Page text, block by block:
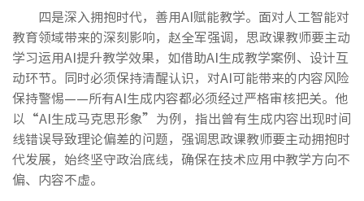
四是深入拥抱时代，善用AI赋能教学。面对人工智能对
教育领域带来的深刻影响，赵全军强调，思政课教师要主动
学习运用AI提升教学效果，如借助AI生成教学案例、设计互
动环节。同时必须保持清醒认识，对AI可能带来的内容风险
保持警惕——所有AI生成内容都必须经过严格审核把关。他
以“AI生成马克思形象”为例，指出曾有生成内容出现时间
线错误导致理论偏差的问题，强调思政课教师要主动拥抱时
代发展，始终坚守政治底线，确保在技术应用中教学方向不
偏、内容不虚。